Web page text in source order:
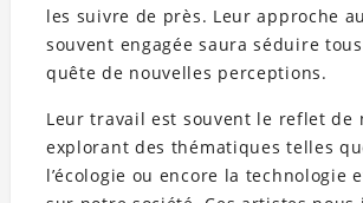
les suivre de près. Leur approche
souvent engagée saura séduire
quête de nouvelles perceptions.
Leur travail est souvent le reflet de
explorant des thématiques telles
l’écologie ou encore la technologie